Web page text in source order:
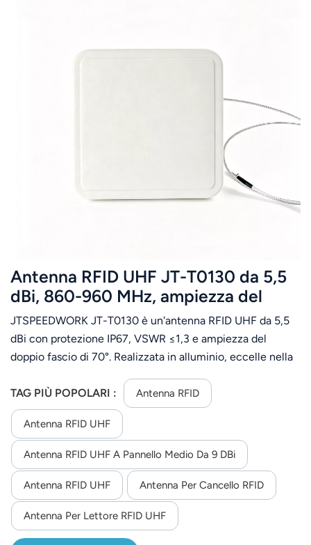
Antenna RFID UHF JT-T0130 da 5,5
dBi, 860-960 MHz, ampiezza del
fascio di 70°, per la gestione delle
risorse.
JTSPEEDWORK JT-T0130 è un'antenna RFID UHF da 5,5
dBi con protezione IP67, VSWR ≤1,3 e ampiezza del
doppio fascio di 70°. Realizzata in alluminio, eccelle nella
ambientale e alla facilità di installazione.
TAG PIÙ POPOLARI : Antenna RFID
Antenna RFID UHF
Antenna RFID UHF A Pannello Medio Da 9 DBi
Antenna RFID UHF Antenna Per Cancello RFID
Antenna Per Lettore RFID UHF